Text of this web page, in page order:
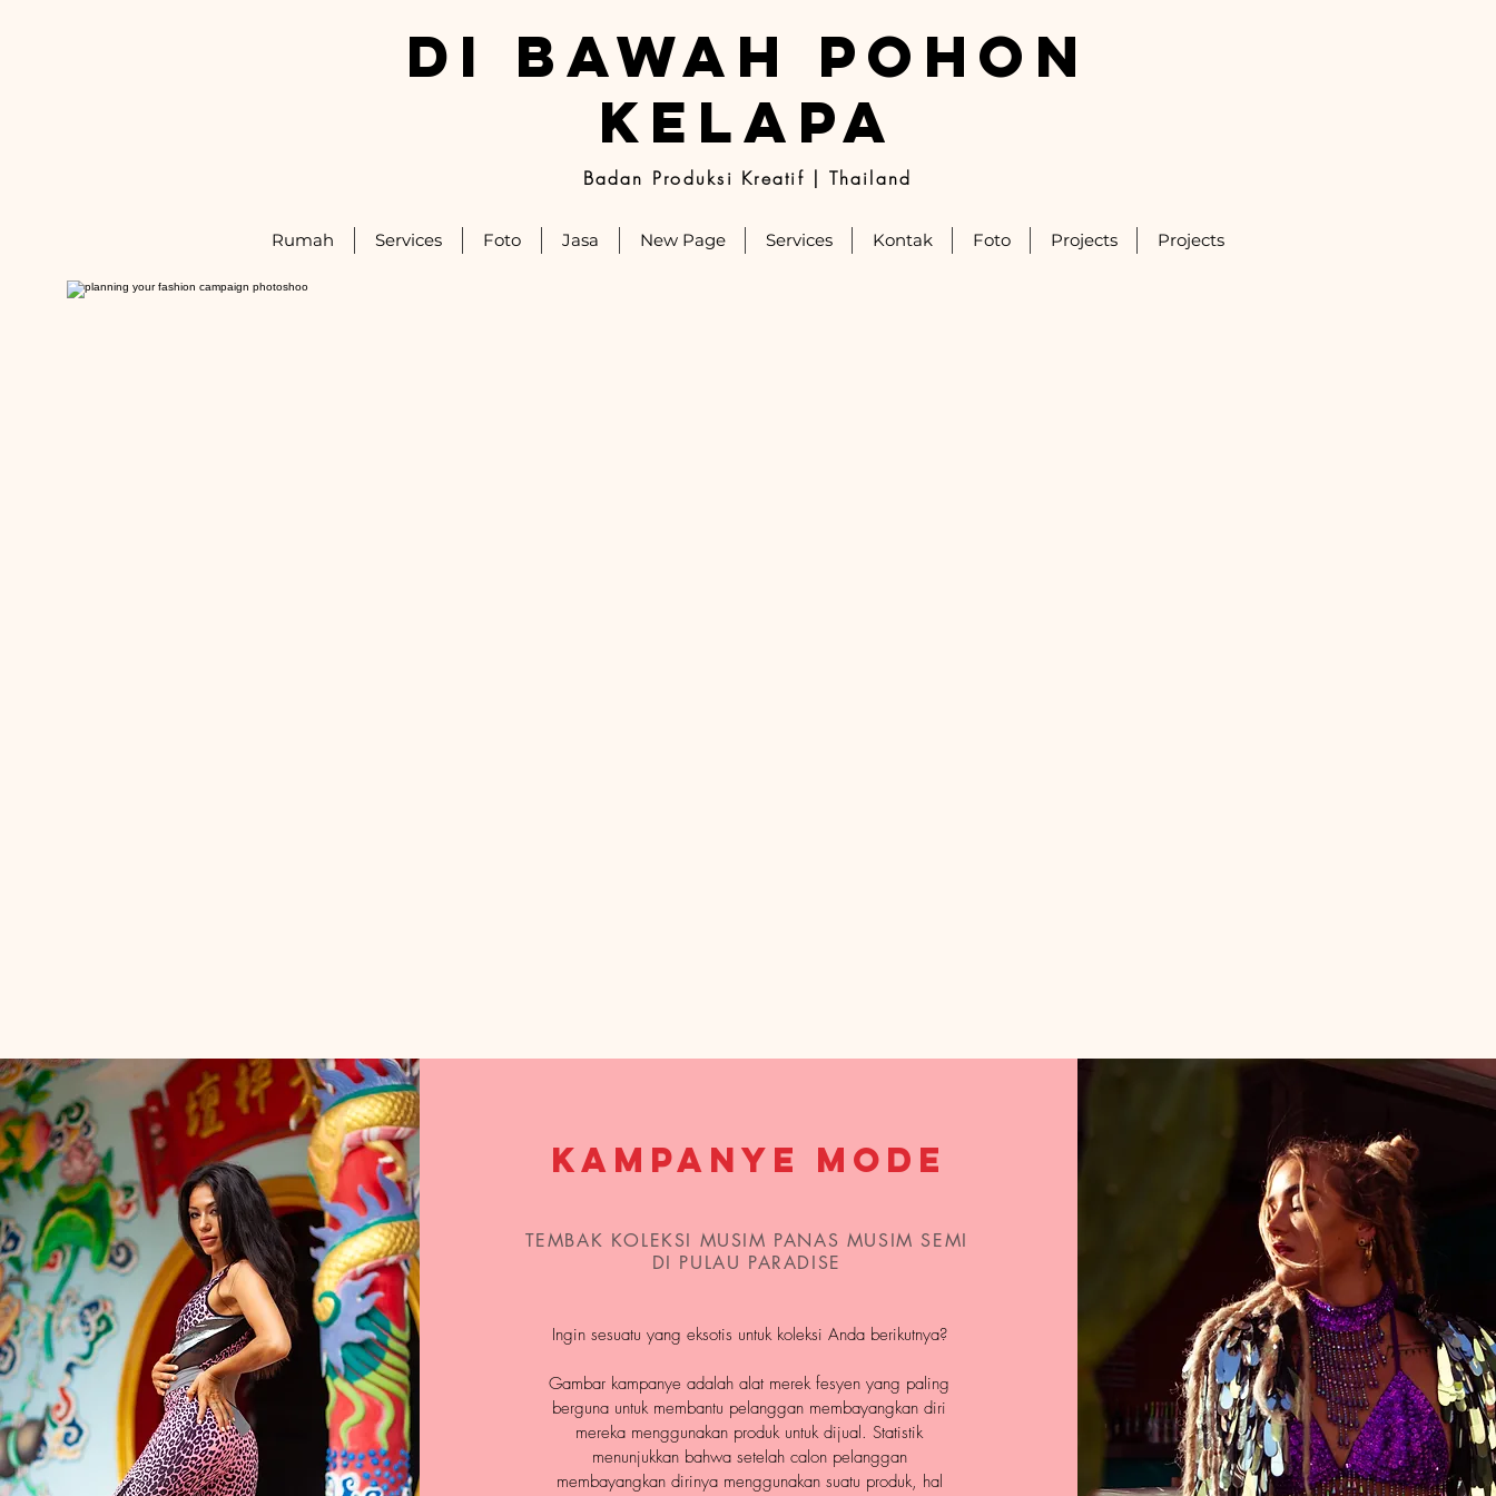
DI BAWAH POHON
KELAPA
Badan Produksi Kreatif | Thailand
Rumah Services Foto Jasa New Page Services Kontak Foto Projects Projects
Kampanye Mode
TEMBAK KOLEKSI MUSIM PANAS MUSIM SEMI
DI PULAU PARADISE
Ingin sesuatu yang eksotis untuk koleksi Anda berikutnya?
Gambar kampanye adalah alat merek fesyen yang paling
berguna untuk membantu pelanggan membayangkan diri
mereka menggunakan produk untuk dijual. Statistik
menunjukkan bahwa setelah calon pelanggan
membayangkan dirinya menggunakan suatu produk, hal